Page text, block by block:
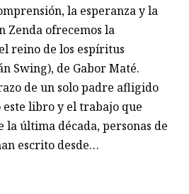
la esperanza y la
Zenda ofrecemos la
reino de los espíritus
Swing), de Gabor Maté.
de un solo padre afligido
libro y el trabajo que
la última década, personas de
escrito desde…